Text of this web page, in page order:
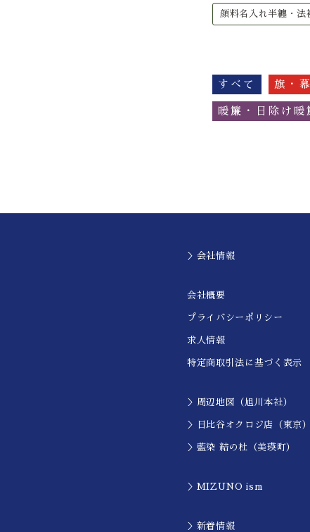
顔料名入れ半纏・法
すべて 旗・幕
暖簾・日除け暖
＞会社情報
会社概要
プライバシーポリシー
求人情報
特定商取引法に基づく表示
＞周辺地図（旭川本社）
＞日比谷オクロジ店（東京）
＞藍染 結の杜（美瑛町）
＞MIZUNO ism
＞新着情報